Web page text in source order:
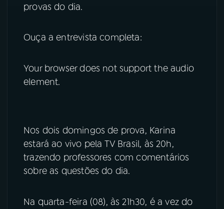
provas do dia.
Ouça a entrevista completa:
Your browser does not support the audio
element.
Nos dois domingos de prova, Karina
estará ao vivo pela TV Brasil, às 20h,
trazendo professores com comentários
sobre as questões do dia.
Na quarta-feira (08), às 21h30, é a vez do